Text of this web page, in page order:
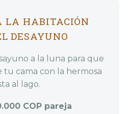
LA HABITACIÓN
DESAYUNO
a la luna para que
tu cama con la hermosa
al lago.
COP pareja